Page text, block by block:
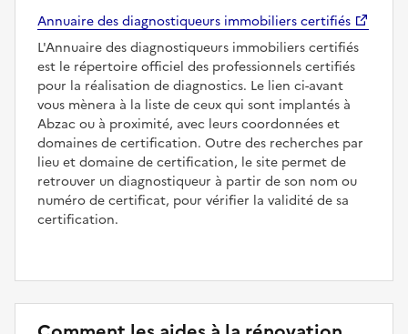
Annuaire des diagnostiqueurs immobiliers certifiés
L'Annuaire des diagnostiqueurs immobiliers certifiés
est le répertoire officiel des professionnels certifiés
pour la réalisation de diagnostics. Le lien ci-avant
vous mènera à la liste de ceux qui sont implantés à
Abzac ou à proximité, avec leurs coordonnées et
domaines de certification. Outre des recherches par
lieu et domaine de certification, le site permet de
retrouver un diagnostiqueur à partir de son nom ou
numéro de certificat, pour vérifier la validité de sa
certification.